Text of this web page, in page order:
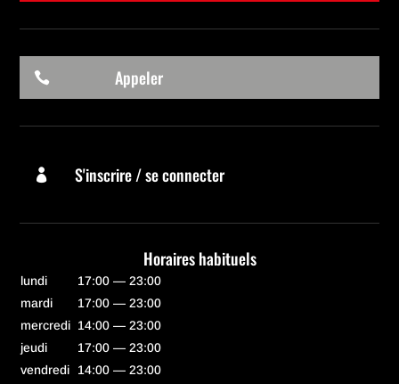
 Appeler
 S'inscrire / se connecter
Horaires habituels
lundi
17:00 — 23:00
mardi
17:00 — 23:00
mercredi 14:00 — 23:00
jeudi
17:00 — 23:00
vendredi
14:00 — 23:00